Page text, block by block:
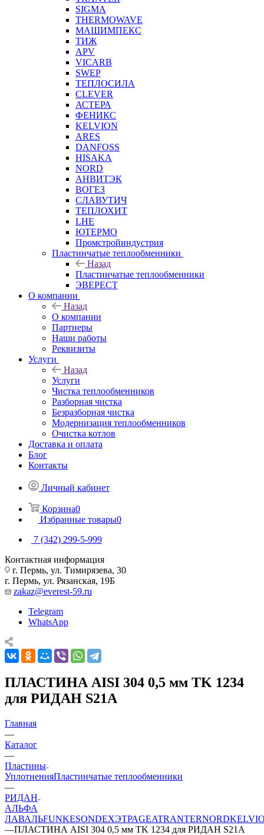
SIGMA
THERMOWAVE
МАШИМПЕКС
ТИЖ
APV
VICARB
SWEP
ТЕПЛОСИЛА
CLEVER
АСТЕРА
ФЕНИКС
KELVION
ARES
DANFOSS
HISAKA
NORD
АНВИТЭК
ВОГЕЗ
СЛАВУТИЧ
ТЕПЛОХИТ
LHE
ЮТЕРМО
Промстройиндустрия
Пластинчатые теплообменники
Назад
Пластинчатые теплообменники
ЭВЕРЕСТ
О компании
Назад
О компании
Партнеры
Наши работы
Реквизиты
Услуги
Назад
Услуги
Чистка теплообменников
Разборная чистка
Безразборная чистка
Модернизация теплообменников
Очистка котлов
Доставка и оплата
Блог
Контакты
Личный кабинет
Корзина0
Избранные товары0
7 (342) 299-5-999
Контактная информация
г. Пермь, ул. Тимирязева, 30
г. Пермь, ул. Рязанская, 19Б
zakaz@everest-59.ru
Telegram
WhatsApp
ПЛАСТИНА AISI 304 0,5 мм TK 1234
для РИДАН S21A
Главная
—
Каталог
—
Пластины
УплотненияПластинчатые теплообменники
—
РИДАН
АЛЬФА
ЛАВАЛЬFUNKESONDEXЭТРАGEATRANTERNORD
—ПЛАСТИНА AISI 304 0,5 мм TK 1234 для РИДАН S21A